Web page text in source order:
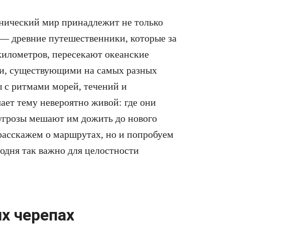
мир принадлежит не только
путешественники, которые за
пересекают океанские
существующими на самых разных
с ритмами морей, течений и
тему невероятно живой: где они
мешают им дожить до нового
о маршрутах, но и попробуем
так важно для целостности
черепах